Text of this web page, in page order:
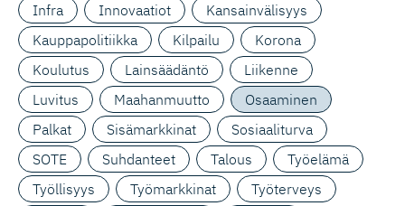
Infra
Innovaatiot
Kansainvälisyys
Kauppapolitiikka
Kilpailu
Korona
Koulutus
Lainsäädäntö
Liikenne
Luvitus
Maahanmuutto
Osaaminen
Palkat
Sisämarkkinat
Sosiaaliturva
SOTE
Suhdanteet Talous
Työelämä
Työllisyys
Työmarkkinat
Työterveys